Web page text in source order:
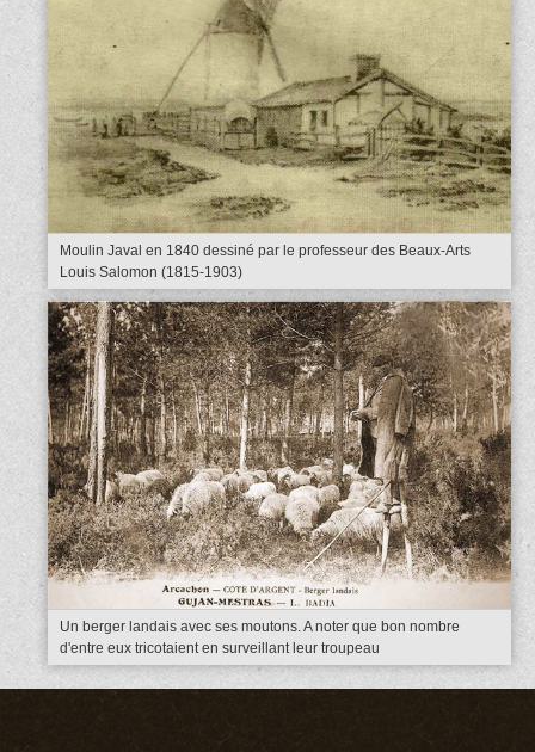
Moulin Javal en 1840 dessiné par le professeur des Beaux-Arts
Louis Salomon (1815-1903)
Un berger landais avec ses moutons. A noter que bon nombre
d'entre eux tricotaient en surveillant leur troupeau